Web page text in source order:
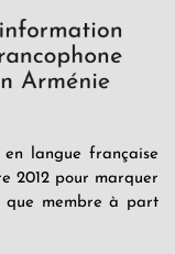
langue française
2012 pour marquer
que membre à part